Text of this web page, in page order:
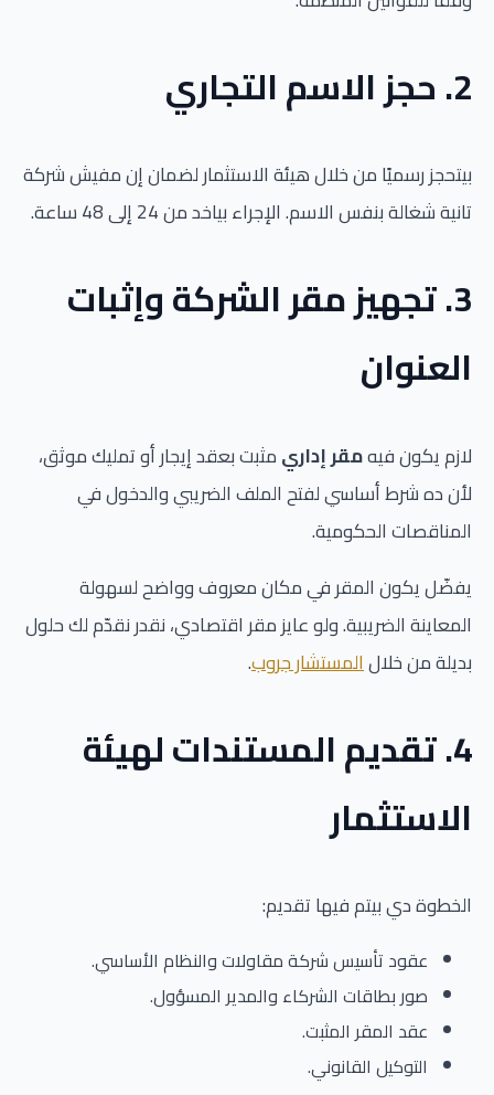
2. حجز الاسم التجاري
بيتحجز رسميًا من خلال هيئة الاستثمار لضمان إن مفيش شركة
تانية شغالة بنفس الاسم. الإجراء بياخد من 24 إلى 48 ساعة.
3. تجهيز مقر الشركة وإثبات
العنوان
لازم يكون فيهمقر إداريمثبت بعقد إيجار أو تمليك موثق،
لأن ده شرط أساسي لفتح الملف الضريبي والدخول في
المناقصات الحكومية.
يفضّل يكون المقر في مكان معروف وواضح لسهولة
المعاينة الضريبية. ولو عايز مقر اقتصادي، نقدر نقدّم لك حلول
بديلة من خلالالمستشار جروب.
4. تقديم المستندات لهيئة
الاستثمار
الخطوة دي بيتم فيها تقديم:
عقود تأسيس شركة مقاولات والنظام الأساسي.
صور بطاقات الشركاء والمدير المسؤول.
عقد المقر المثبت.
التوكيل القانوني.